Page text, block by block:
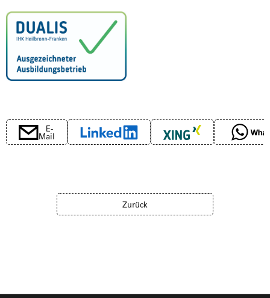
E-
Mail
Zurück